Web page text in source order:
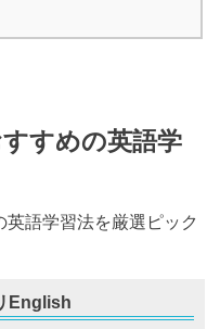
すめの英語学
語学習法を厳選ピック
English